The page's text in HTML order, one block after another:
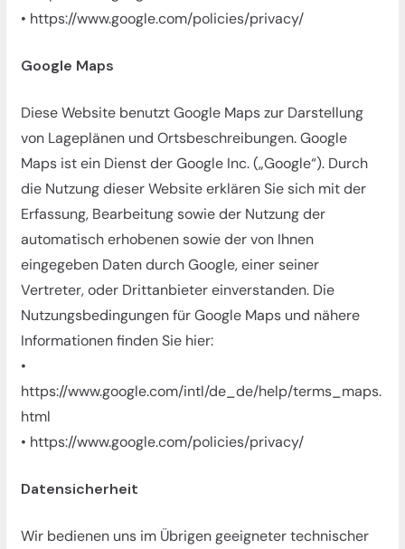
• https://www.google.com/policies/privacy/
Google Maps
Diese Website benutzt Google Maps zur Darstellung
von Lageplänen und Ortsbeschreibungen. Google
Maps ist ein Dienst der Google Inc. („Google“). Durch
die Nutzung dieser Website erklären Sie sich mit der
Erfassung, Bearbeitung sowie der Nutzung der
automatisch erhobenen sowie der von Ihnen
eingegeben Daten durch Google, einer seiner
Vertreter, oder Drittanbieter einverstanden. Die
Nutzungsbedingungen für Google Maps und nähere
Informationen finden Sie hier:
•
https://www.google.com/intl/de_de/help/terms_maps.
html
• https://www.google.com/policies/privacy/
Datensicherheit
Wir bedienen uns im Übrigen geeigneter technischer